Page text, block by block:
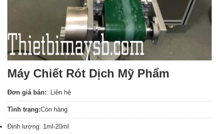
Máy Chiết Rót Dịch Mỹ Phẩm
Đơn giá bán:: Liên hệ
Tình trạng:Còn hàng
Định lượng: 1ml-20ml